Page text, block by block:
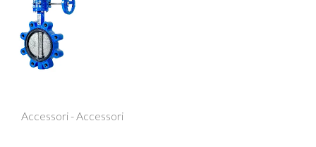
Accessori - Accessori